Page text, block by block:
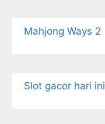
Mahjong Ways 2
Slot gacor hari ini